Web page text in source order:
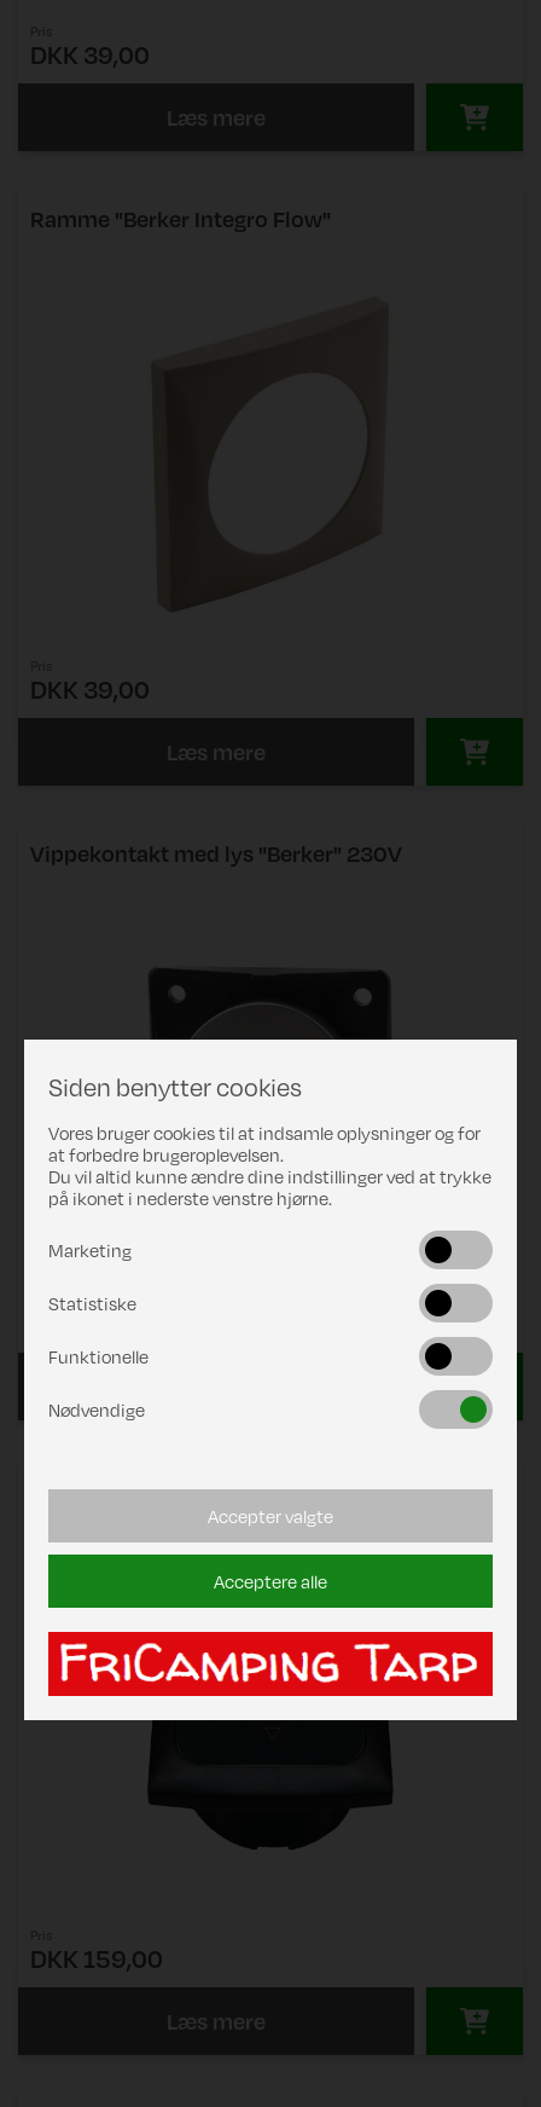
DKK 39,00
Læs mere
Ramme "Berker Integro Flow"
DKK 39,00
Læs mere
Vippekontakt med lys "Berker" 230V
Pris
Kontakt til indgangstrin "C-Line"
DKK 159,00
Læs mere
Siden benytter cookies
Vores bruger cookies til at indsamle oplysninger og for
at forbedre brugeroplevelsen.
Du vil altid kunne ændre dine indstillinger ved at trykke
på ikonet i nederste venstre hjørne.
Marketing
Statistiske
Funktionelle
Nødvendige
Accepter valgte
Acceptere alle